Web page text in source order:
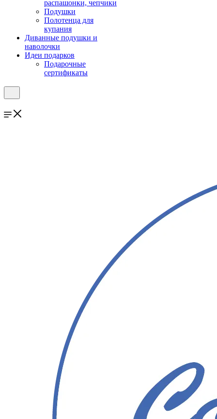
распашонки, чепчики
Подушки
Полотенца для
купания
Диванные подушки и
наволочки
Идеи подарков
Подарочные
сертификаты